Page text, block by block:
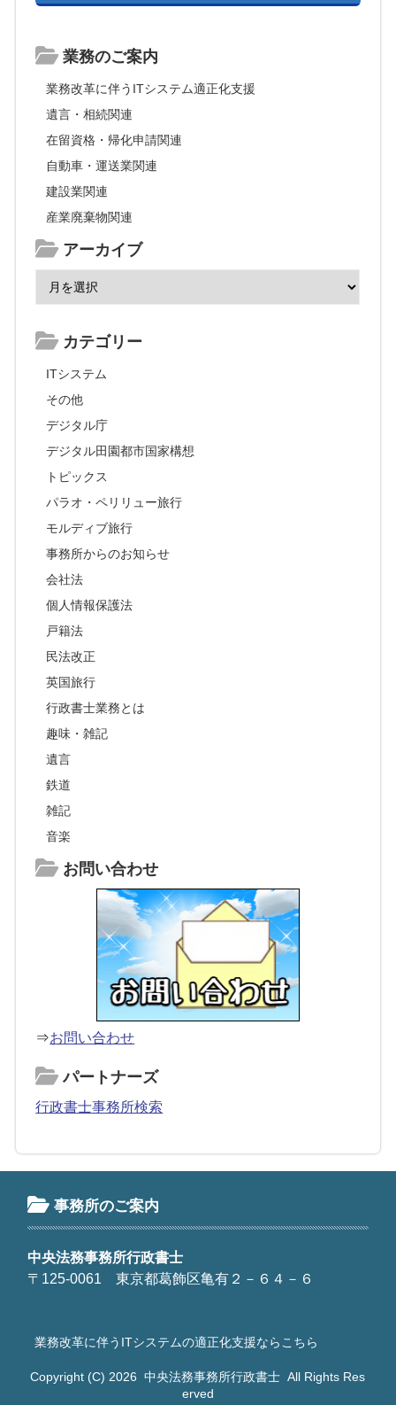
業務のご案内
業務改革に伴うITシステム適正化支援
遺言・相続関連
在留資格・帰化申請関連
自動車・運送業関連
建設業関連
産業廃棄物関連
アーカイブ
カテゴリー
ITシステム
その他
デジタル庁
デジタル田園都市国家構想
トピックス
パラオ・ペリリュー旅行
モルディブ旅行
事務所からのお知らせ
会社法
個人情報保護法
戸籍法
民法改正
英国旅行
行政書士業務とは
趣味・雑記
遺言
鉄道
雑記
音楽
お問い合わせ
⇒お問い合わせ
パートナーズ
行政書士事務所検索
事務所のご案内
中央法務事務所行政書士
〒125-0061 東京都葛飾区亀有２－６４－６
業務改革に伴うITシステムの適正化支援ならこちら
Copyright (C) 2026中央法務事務所行政書士 All Rights Res
erved